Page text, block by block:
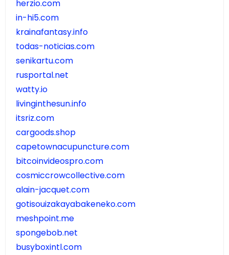
herzio.com
in-hi5.com
krainafantasy.info
todas-noticias.com
senikartu.com
rusportal.net
watty.io
livinginthesun.info
itsriz.com
cargoods.shop
capetownacupuncture.com
bitcoinvideospro.com
cosmiccrowcollective.com
alain-jacquet.com
gotisouizakayabakeneko.com
meshpoint.me
spongebob.net
busyboxintl.com